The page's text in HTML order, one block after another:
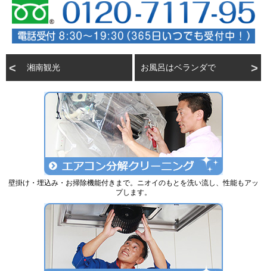
湘南観光 お風呂はベランダで
壁掛け・埋込み・お掃除機能付きまで。ニオイのもとを洗い流し、性能もアッ
プします。